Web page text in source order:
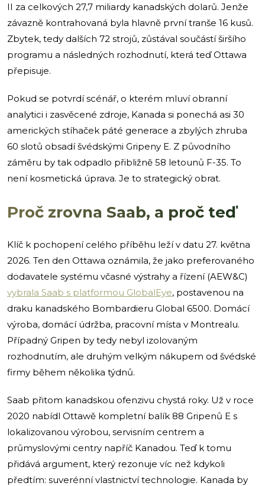
II za celkových 27,7 miliardy kanadských dolarů. Jenže
závazně kontrahovaná byla hlavně první tranše 16 kusů.
Zbytek, tedy dalších 72 strojů, zůstával součástí širšího
programu a následných rozhodnutí, která teď Ottawa
přepisuje.
Pokud se potvrdí scénář, o kterém mluví obranní
analytici i zasvěcené zdroje, Kanada si ponechá asi 30
amerických stíhaček páté generace a zbylých zhruba
60 slotů obsadí švédskými Gripeny E. Z původního
záměru by tak odpadlo přibližně 58 letounů F-35. To
není kosmetická úprava. Je to strategický obrat.
Proč zrovna Saab, a proč teď
Klíč k pochopení celého příběhu leží v datu 27. května
2026. Ten den Ottawa oznámila, že jako preferovaného
dodavatele systému včasné výstrahy a řízení (AEW&C)
vybrala Saab s platformou GlobalEye, postavenou na
draku kanadského Bombardieru Global 6500. Domácí
výroba, domácí údržba, pracovní místa v Montrealu.
Případný Gripen by tedy nebyl izolovaným
rozhodnutím, ale druhým velkým nákupem od švédské
firmy během několika týdnů.
Saab přitom kanadskou ofenzivu chystá roky. Už v roce
2020 nabídl Ottawě kompletní balík 88 Gripenů E s
lokalizovanou výrobou, servisním centrem a
průmyslovými centry napříč Kanadou. Teď k tomu
přidává argument, který rezonuje víc než kdykoli
předtím: suverénní vlastnictví technologie. Kanada by